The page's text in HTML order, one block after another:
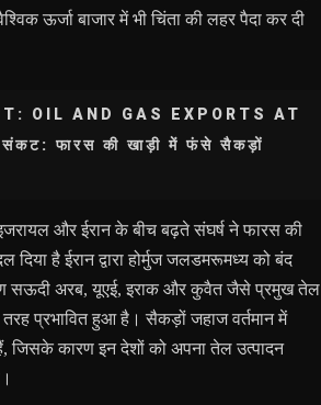
ऊर्जा बाजार में भी चिंता की लहर पैदा कर दी
OIL AND GAS EXPORTS AT
फारस की खाड़ी में फंसे सैकड़ों
और ईरान के बीच बढ़ते संघर्ष ने फारस की
दिया है ईरान द्वारा होर्मुज जलडमरूमध्य को बंद
सऊदी अरब, यूएई, इराक और कुवैत जैसे प्रमुख तेल
तरह प्रभावित हुआ है। सैकड़ों जहाज वर्तमान में
जिसके कारण इन देशों को अपना तेल उत्पादन